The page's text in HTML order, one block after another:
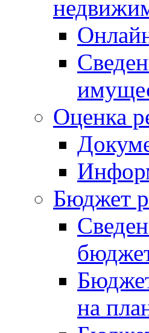
Оценка
Бюджет
на